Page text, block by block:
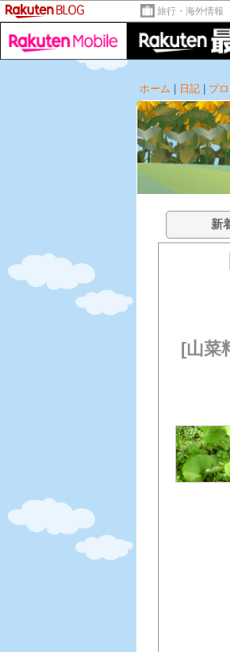
旅行・海外情報
ホーム
日記 プ
新
[山菜